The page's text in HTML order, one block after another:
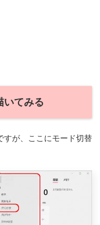
いてみる
すが、ここにモード切替